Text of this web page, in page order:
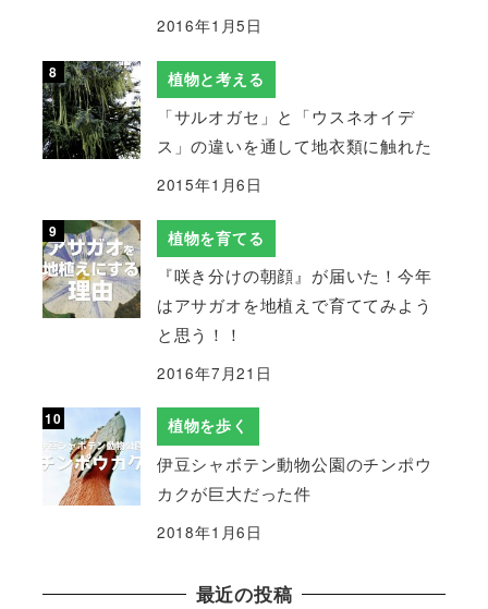
2016年1月5日
植物と考える
「サルオガセ」と「ウスネオイデ
ス」の違いを通して地衣類に触れた
2015年1月6日
植物を育てる
『咲き分けの朝顔』が届いた！今年
はアサガオを地植えで育ててみよう
と思う！！
2016年7月21日
植物を歩く
伊豆シャボテン動物公園のチンポウ
カクが巨大だった件
2018年1月6日
最近の投稿